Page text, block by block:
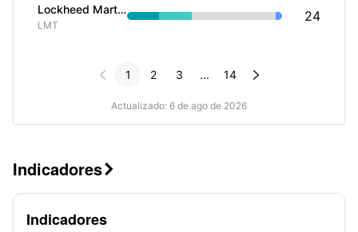
Lockheed Martin Corp
LMT
24
 1 2 3 ... 14 
Actualizado: 6 de ago de 2026
Indicadores
Indicadores